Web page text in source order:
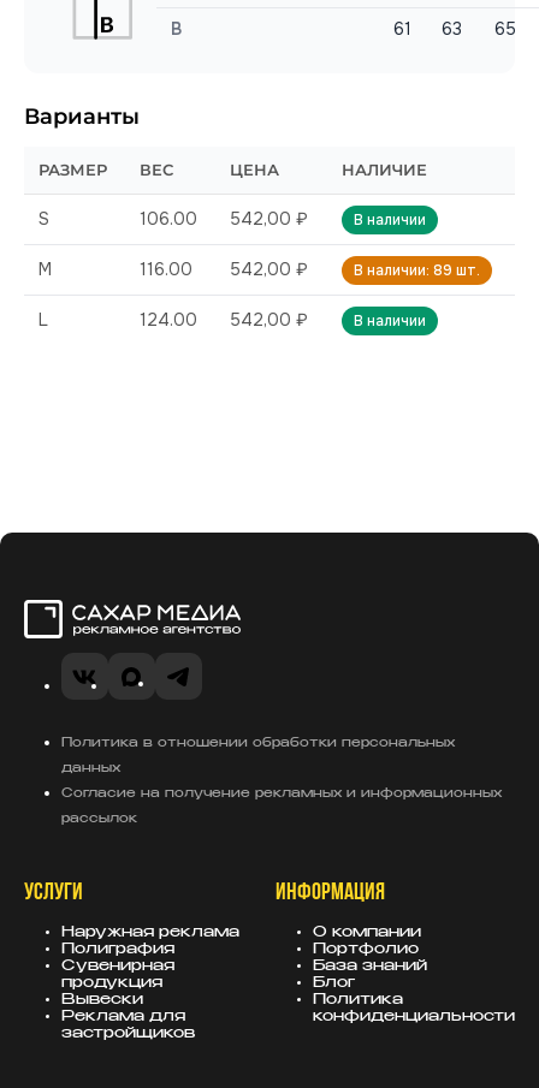
B
61 63 65
Варианты
РАЗМЕР ВЕС ЦЕНА НАЛИЧИЕ
S 106.00 542,00 ₽ В наличии
M 116.00 542,00 ₽ В наличии: 89 шт.
L 124.00 542,00 ₽ В наличии
VK MAXTelegram
Политика в отношении обработки персональных
данных
Согласие на получение рекламных и информационных
рассылок
УСЛУГИ
Наружная реклама
Полиграфия
Сувенирная
продукция
Вывески
Реклама для
застройщиков
ИНФОРМАЦИЯ
О компании
Портфолио
База знаний
Блог
Политика
конфиденциальности